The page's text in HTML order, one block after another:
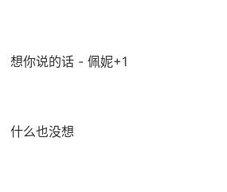
想你说的话 - 佩妮+1
什么也没想